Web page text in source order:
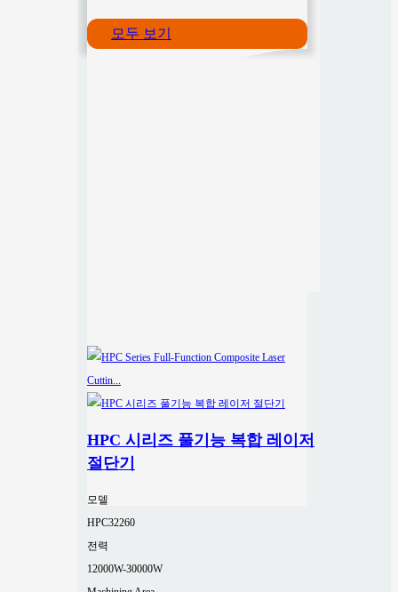
모두 보기
HPC 시리즈 풀기능 복합 레이저
절단기
모델
HPC32260
전력
12000W-30000W